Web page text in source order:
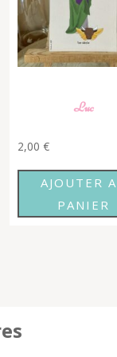
Luc
2,00€
AJOUTER
PANIER